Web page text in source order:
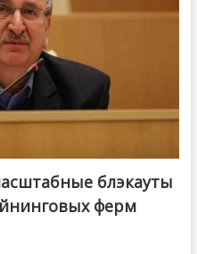
блэкауты
ферм